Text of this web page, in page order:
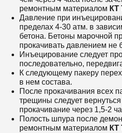
ремонтным материалом КТ
Давление при
пределах 4-30 атм. в
бетона. Бетоны марочной
прокачивать давлением не
Инъецирование следует
последовательно,
К следующему пакеру
в нем состава.
После прокачивания всех
трещины следует
прокачивание через 1,5-2
Полость шпура после
ремонтным материалом КТ